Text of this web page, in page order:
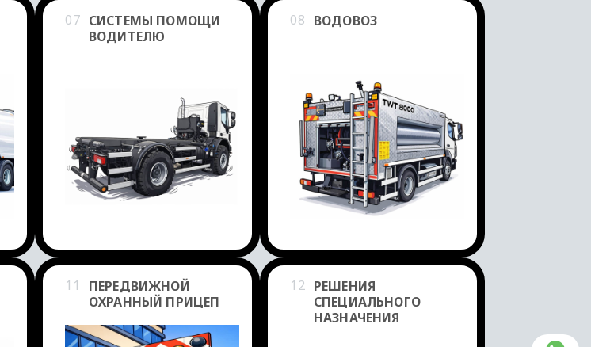
07 СИСТЕМЫ ПОМОЩИ
ВОДИТЕЛЮ
08 ВОДОВОЗ
11
ПЕРЕДВИЖНОЙ
ОХРАННЫЙ ПРИЦЕП
12 РЕШЕНИЯ
СПЕЦИАЛЬНОГО
НАЗНАЧЕНИЯ